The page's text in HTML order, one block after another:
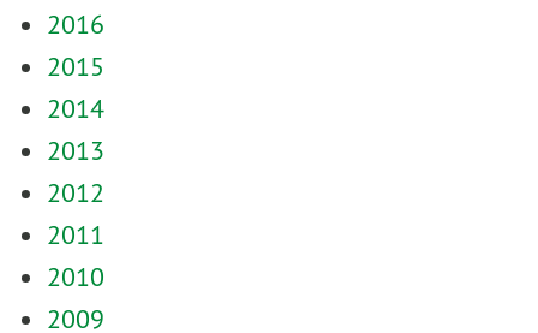
2016
2015
2014
2013
2012
2011
2010
2009